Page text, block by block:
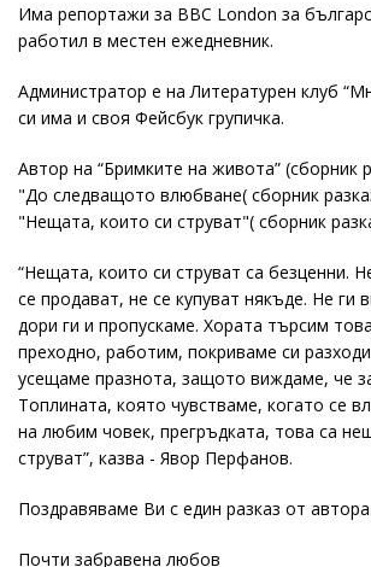
Има репортажи за BBC London за
работил в местен ежедневник.
Администратор е на Литературен клуб
си има и своя Фейсбук групичка.
Автор на “Бримките на живота” (сборник
"До следващото влюбване( сборник
"Нещата, които си струват"( сборник
“Нещата, които си струват са безценни.
се продават, не се купуват някъде. Не ги
дори ги и пропускаме. Хората търсим
преходно, работим, покриваме си
усещаме празнота, защото виждаме, че
Топлината, която чувстваме, когато се
на любим човек, прегръдката, това са
струват”, казва - Явор Перфанов.
Поздравяваме Ви с един разказ от автора.
Почти забравена любов